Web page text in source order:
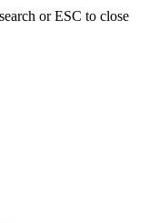
or ESC to close